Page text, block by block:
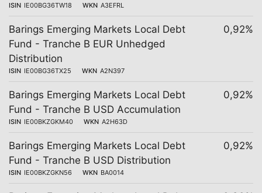
ISIN IE00BG36TW18 WKN A3EFRL
Barings Emerging Markets Local Debt
Fund - Tranche B EUR Unhedged
Distribution
ISIN IE00BG36TX25 WKN A2N397
0,92%
Barings Emerging Markets Local Debt
Fund - Tranche B USD Accumulation
ISIN IE00BKZGKM40 WKN A2H63D
0,92%
Barings Emerging Markets Local Debt
Fund - Tranche B USD Distribution
ISIN IE00BKZGKN56 WKN BA0014
0,92%